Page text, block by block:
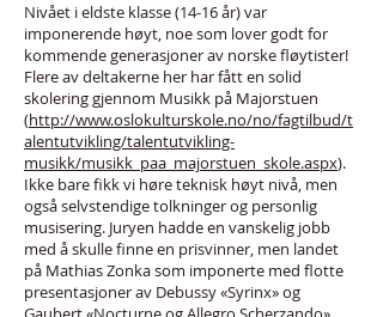
Nivået i eldste klasse (14-16 år) var
imponerende høyt, noe som lover godt for
kommende generasjoner av norske fløytister!
Flere av deltakerne her har fått en solid
skolering gjennom Musikk på Majorstuen
(http://www.oslokulturskole.no/no/fagtilbud/t
alentutvikling/talentutvikling-
musikk/musikk_paa_majorstuen_skole.aspx).
Ikke bare fikk vi høre teknisk høyt nivå, men
også selvstendige tolkninger og personlig
musisering. Juryen hadde en vanskelig jobb
med å skulle finne en prisvinner, men landet
på Mathias Zonka som imponerte med flotte
presentasjoner av Debussy «Syrinx» og